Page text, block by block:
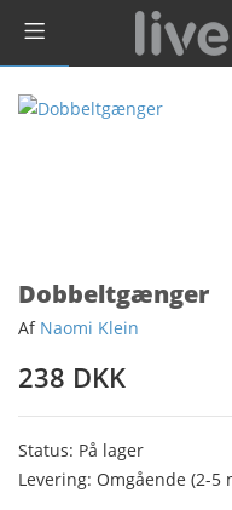
Dobbeltgænger
Af Naomi Klein
238 DKK
Status: På lager
Levering: Omgående (2-5